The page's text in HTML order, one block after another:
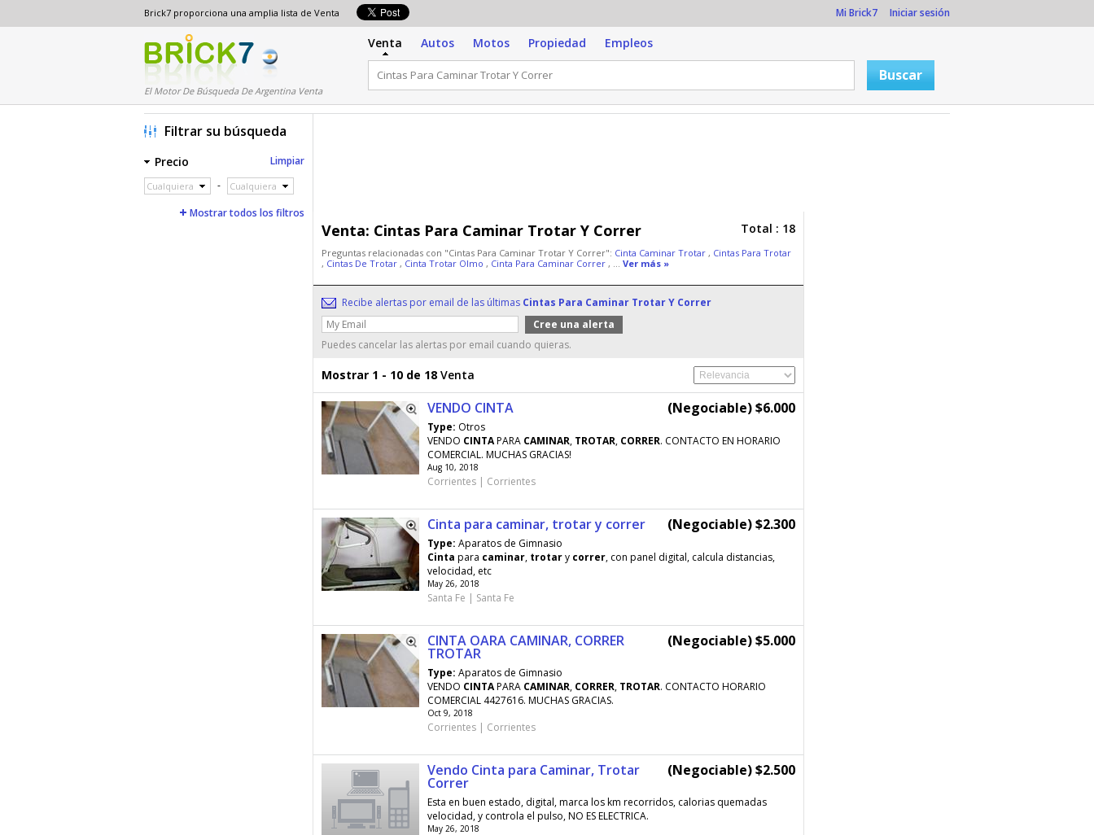
Brick7 proporciona una amplia lista de Venta Mi Brick7 Iniciar sesión
El Motor De Búsqueda De Argentina Venta
Venta Autos Motos Propiedad Empleos
Venta: Cintas Para Caminar Trotar Y Correr Total : 18
Preguntas relacionadas con "Cintas Para Caminar Trotar Y Correr": Cinta Caminar Trotar , Cintas Para Trotar
, Cintas De Trotar , Cinta Trotar Olmo , Cinta Para Caminar Correr , ... Ver más »
Recibe alertas por email de las últimas Cintas Para Caminar Trotar Y Correr
Puedes cancelar las alertas por email cuando quieras.
Mostrar 1 - 10 de 18 Venta
VENDO CINTA (Negociable) $6.000
Type: Otros
VENDO CINTAPARA CAMINAR, TROTAR, CORRER. CONTACTO EN HORARIO
COMERCIAL. MUCHAS GRACIAS!
Aug 10, 2018
Corrientes | Corrientes
Cinta para caminar, trotar y correr (Negociable) $2.300
Type: Aparatos de Gimnasio
Cinta para caminar, trotary correr, con panel digital, calcula distancias,
velocidad, etc
May 26, 2018
Santa Fe | Santa Fe
CINTA OARA CAMINAR, CORRER
TROTAR
(Negociable) $5.000
Type: Aparatos de Gimnasio
VENDO CINTAPARA CAMINAR, CORRER, TROTAR. CONTACTO HORARIO
COMERCIAL 4427616. MUCHAS GRACIAS.
Oct 9, 2018
Corrientes | Corrientes
Vendo Cinta para Caminar, Trotar
Correr
(Negociable) $2.500
Esta en buen estado, digital, marca los km recorridos, calorias quemadas
velocidad, y controla el pulso, NO ES ELECTRICA.
May 26, 2018
Filtrar su búsqueda
Precio Limpiar
Cualquiera - Cualquiera
Mostrar todos los filtros